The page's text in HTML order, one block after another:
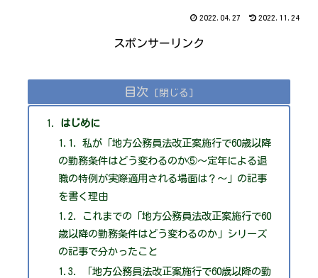
2022.04.27 2022.11.24
スポンサーリンク
目次
はじめに
私が「地方公務員法改正案施行で60歳以降
の勤務条件はどう変わるのか⑤～定年による退
職の特例が実際適用される場面は？～」の記事
を書く理由
これまでの「地方公務員法改正案施行で60
歳以降の勤務条件はどう変わるのか」シリーズ
の記事で分かったこと
「地方公務員法改正案施行で60歳以降の勤